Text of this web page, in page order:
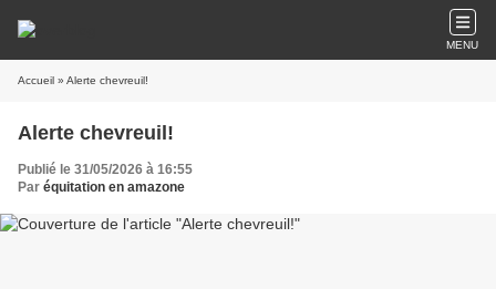
MENU
Accueil » Alerte chevreuil!
Alerte chevreuil!
Publié le 31/05/2026 à 16:55
Par équitation en amazone